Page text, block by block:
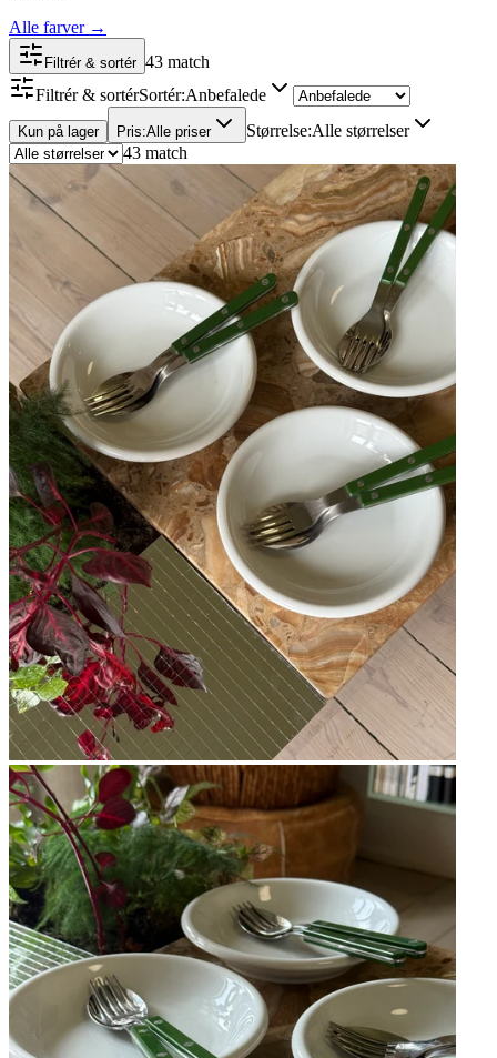
Alle farver→
Filtrér & sortér 43 match
Filtrér & sortérSortér:Anbefalede
Kun på lager Pris:Alle priser Størrelse:Alle størrelser
43 match